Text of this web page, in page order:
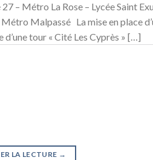
– Métro La Rose – Lycée Saint
Malpassé La mise en place
tour « Cité Les Cyprès » […]
LA LECTURE →